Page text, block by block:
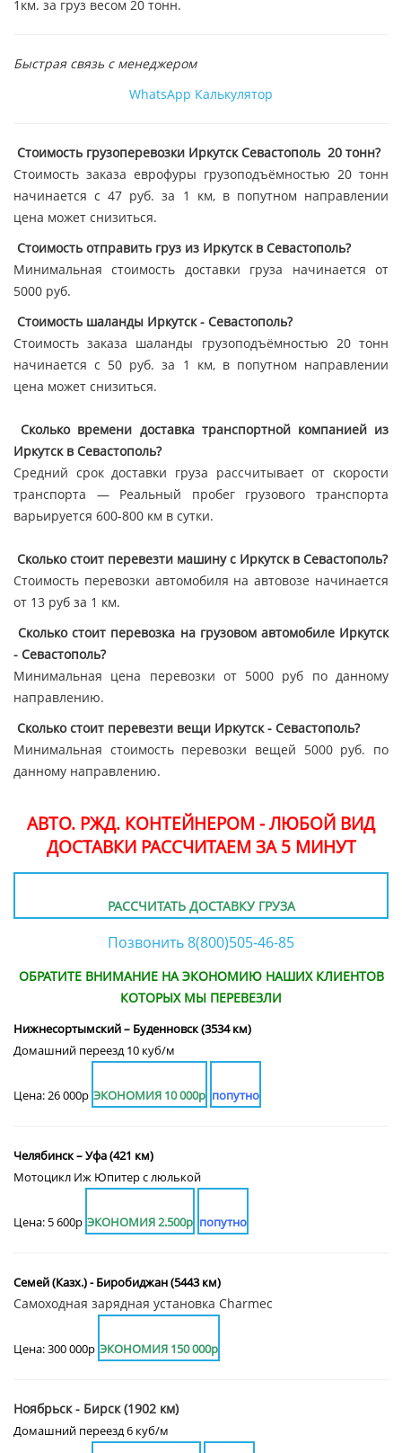
1км. за груз весом 20 тонн.
Быстрая связь с менеджером
WhatsApp Калькулятор
Стоимость грузоперевозки Иркутск Севастополь 20 тонн?
Стоимость заказа еврофуры грузоподъёмностью 20 тонн
начинается с 47 руб. за 1 км, в попутном направлении
цена может снизиться.
Стоимость отправить груз из Иркутск в Севастополь?
Минимальная стоимость доставки груза начинается от
5000 руб.
Стоимость шаланды Иркутск - Севастополь?
Стоимость заказа шаланды грузоподъёмностью 20 тонн
начинается с 50 руб. за 1 км, в попутном направлении
цена может снизиться.
Сколько времени доставка транспортной компанией из
Иркутск в Севастополь?
Средний срок доставки груза рассчитывает от скорости
транспорта — Реальный пробег грузового транспорта
варьируется 600-800 км в сутки.
Сколько стоит перевезти машину с Иркутск в Севастополь?
Стоимость перевозки автомобиля на автовозе начинается
от 13 руб за 1 км.
Сколько стоит перевозка на грузовом автомобиле Иркутск
- Севастополь?
Минимальная цена перевозки от 5000 руб по данному
направлению.
Сколько стоит перевезти вещи Иркутск - Севастополь?
Минимальная стоимость перевозки вещей 5000 руб. по
данному направлению.
АВТО. РЖД. КОНТЕЙНЕРОМ - ЛЮБОЙ ВИД
ДОСТАВКИ РАССЧИТАЕМ ЗА 5 МИНУТ
РАССЧИТАТЬ ДОСТАВКУ ГРУЗА
Позвонить 8(800)505-46-85
ОБРАТИТЕ ВНИМАНИЕ НА ЭКОНОМИЮ НАШИХ КЛИЕНТОВ
КОТОРЫХ МЫ ПЕРЕВЕЗЛИ
Нижнесортымский – Буденновск (3534 км)
Домашний переезд 10 куб/м
Цена: 26 000р ЭКОНОМИЯ 10 000р попутно
Челябинск – Уфа (421 км)
Мотоцикл Иж Юпитер с люлькой
Цена: 5 600р ЭКОНОМИЯ 2.500р попутно
Семей (Казх.) - Биробиджан (5443 км)
Самоходная зарядная установка Charmec
Цена: 300 000р ЭКОНОМИЯ 150 000р
Ноябрьск - Бирск (1902 км)
Домашний переезд 6 куб/м